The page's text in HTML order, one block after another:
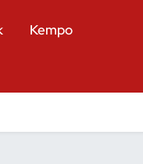
Kempo